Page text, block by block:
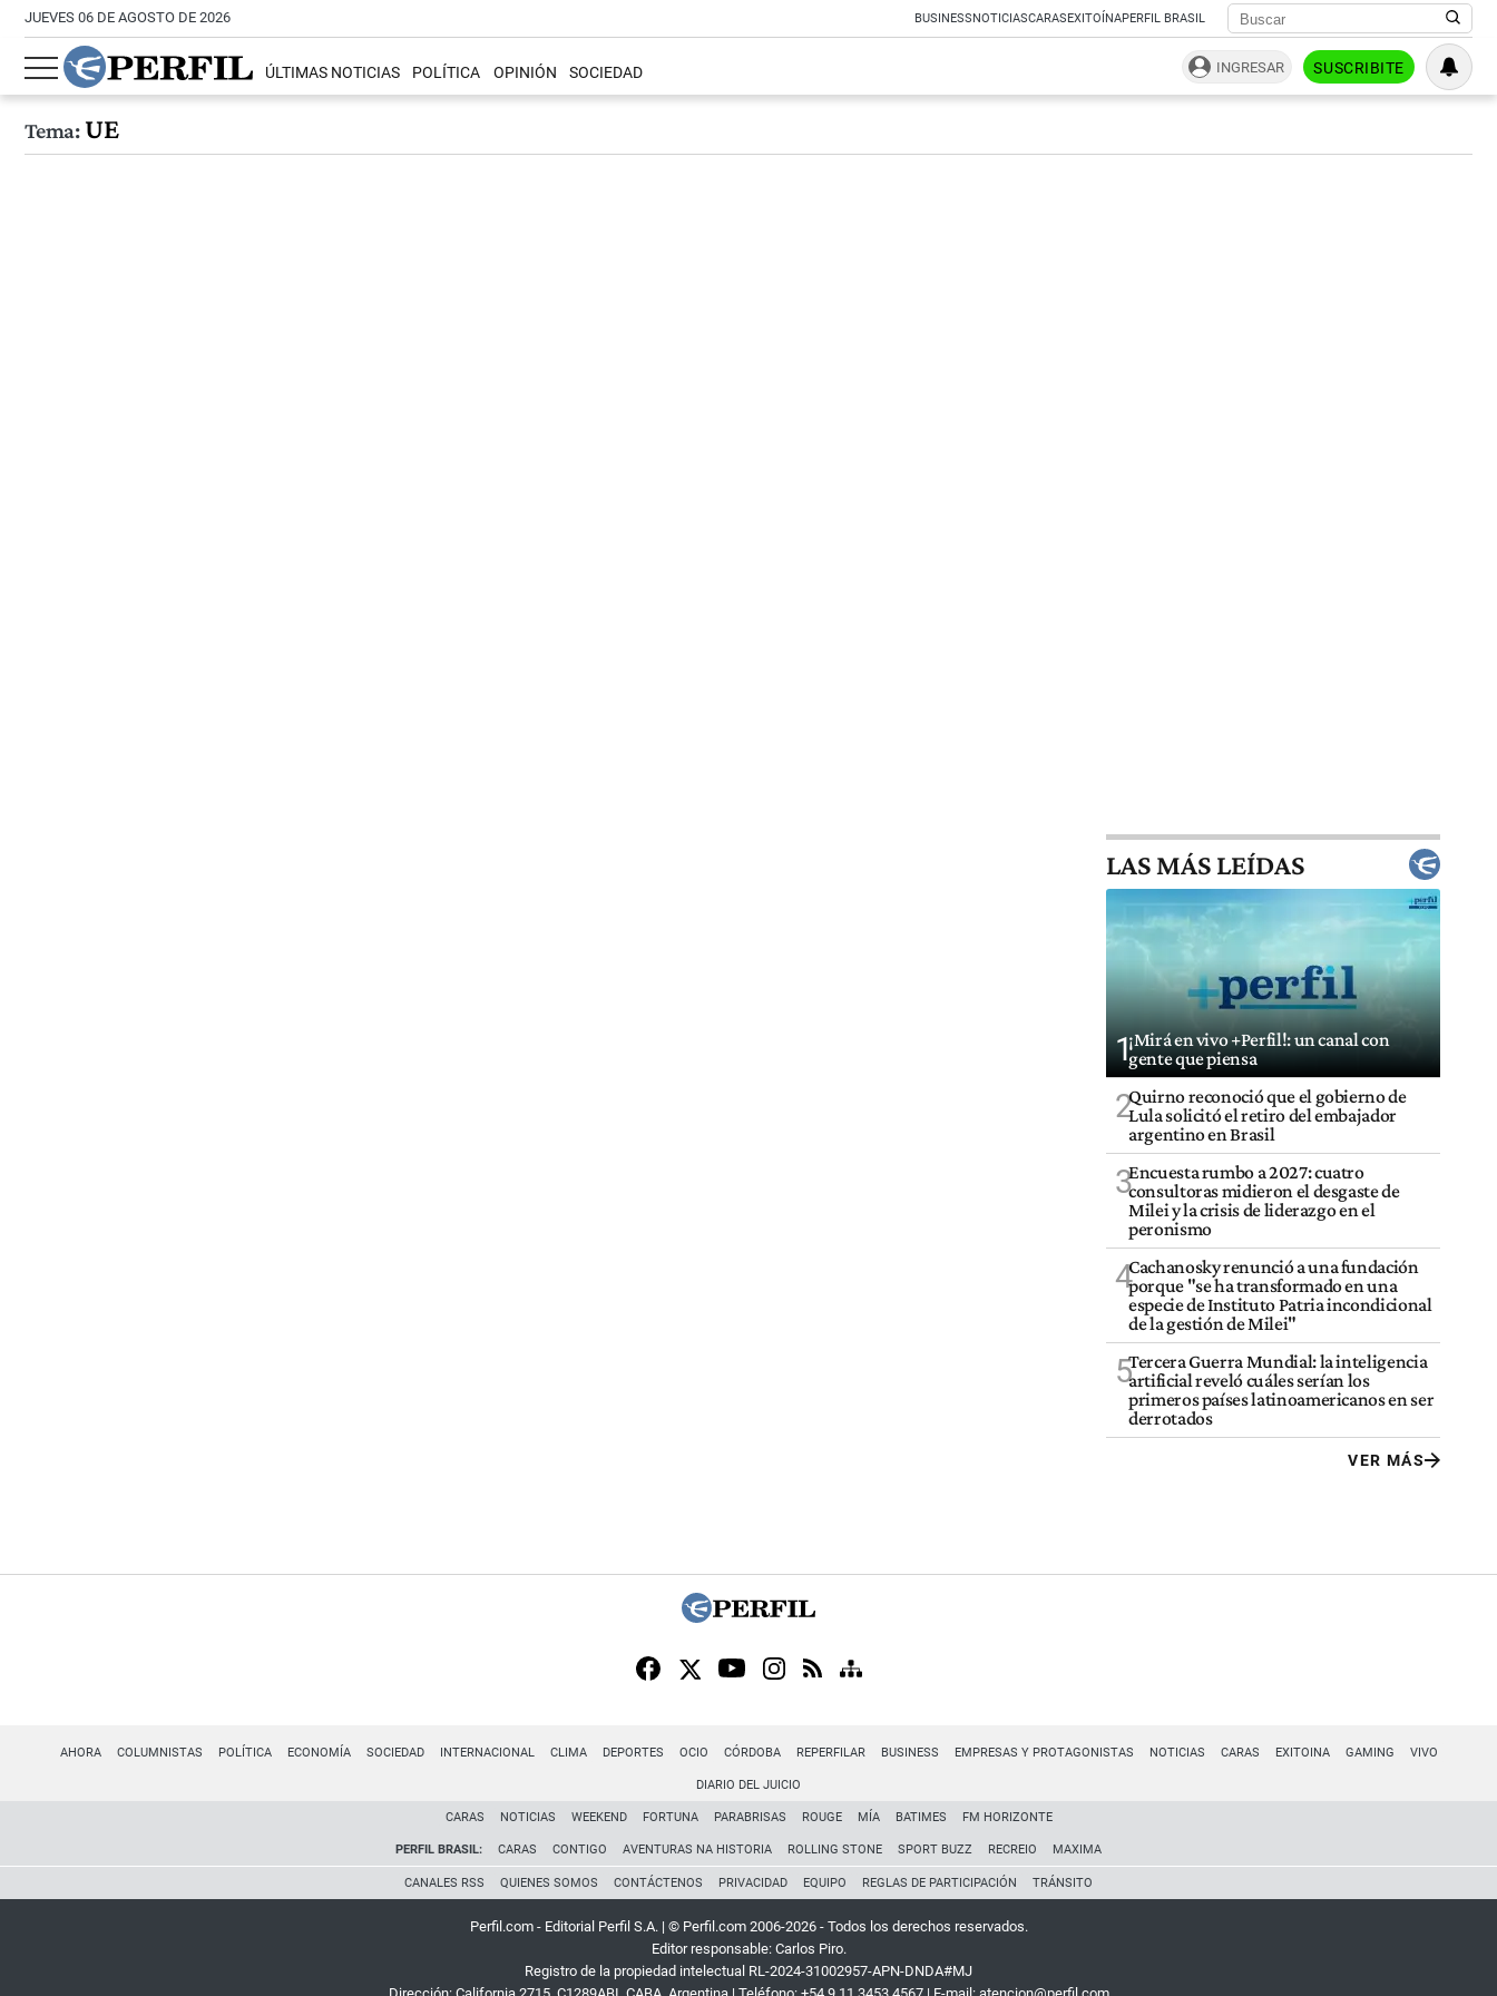
JUEVES 06 DE AGOSTO DE 2026 BUSINESSNOTICIASCARASEXITOÍNAPERFIL BRASIL
ÚLTIMAS NOTICIAS POLÍTICA OPINIÓN SOCIEDAD INGRESAR SUSCRIBITE
Tema:UE
LAS MÁS LEÍDAS
1¡Mirá en vivo +Perfil!: un canal con
gente que piensa
2Quirno reconoció que el gobierno de
Lula solicitó el retiro del embajador
argentino en Brasil
3Encuesta rumbo a 2027: cuatro
consultoras midieron el desgaste de
Milei y la crisis de liderazgo en el
peronismo
4Cachanosky renunció a una fundación
porque "se ha transformado en una
especie de Instituto Patria incondicional
de la gestión de Milei"
5Tercera Guerra Mundial: la inteligencia
artificial reveló cuáles serían los
primeros países latinoamericanos en ser
derrotados
VER MÁS
AHORA COLUMNISTAS POLÍTICA ECONOMÍA SOCIEDAD INTERNACIONAL CLIMA DEPORTES OCIO CÓRDOBA REPERFILAR BUSINESS EMPRESAS Y PROTAGONISTAS NOTICIAS CARAS EXITOINA GAMING VIVO
DIARIO DEL JUICIO
CARAS NOTICIAS WEEKEND FORTUNA PARABRISAS ROUGE MÍA BATIMES FM HORIZONTE
PERFIL BRASIL: CARAS CONTIGO AVENTURAS NA HISTORIA ROLLING STONE SPORT BUZZ RECREIO MAXIMA
CANALES RSS QUIENES SOMOS CONTÁCTENOS PRIVACIDAD EQUIPO REGLAS DE PARTICIPACIÓN TRÁNSITO
Perfil.com - Editorial Perfil S.A. | © Perfil.com 2006-2026 - Todos los derechos reservados.
Editor responsable: Carlos Piro.
Registro de la propiedad intelectual RL-2024-31002957-APN-DNDA#MJ